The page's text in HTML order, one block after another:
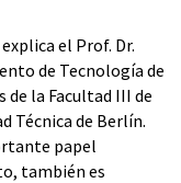
el Prof. Dr.
de Tecnología de
de la Facultad III de
Técnica de Berlín.
papel
también es